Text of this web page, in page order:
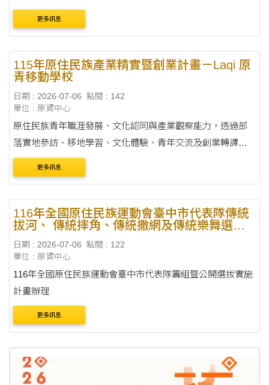
更多訊息
115年原住民族產業精實暨創業計畫－Laqi 原
青移動學校
日期 : 2026-07-06
點閱 : 142
單位 : 原資中心
原住民族青年職涯發展、文化認同與產業觀察能力，透過部
落實地參訪、移地學習、文化體驗、青年交流及創業轉譯討
論，引導青年從土地知識、文化脈絡、部落產業與地方創生
案例中，認識原住民族文化如何轉化為導覽解說....
更多訊息
116年全國原住民族運動會臺中市代表隊傳統
拔河、 傳統摔角、傳統撒網及傳統樂舞選拔
日期 : 2026-07-06
點閱 : 122
單位 : 原資中心
116年全國原住民族運動會臺中市代表隊籌組暨公開選拔實施
計畫辦理
更多訊息